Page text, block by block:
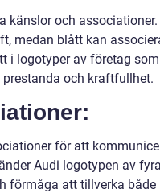
känslor och
medan blått kan
i logotyper av företag
och kraftfullhet.
för att
Audi logotypen av
förmåga att tillverka både